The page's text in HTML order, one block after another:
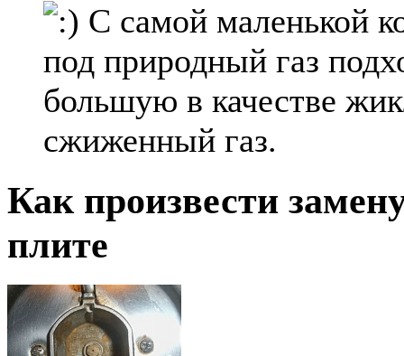
С самой маленькой
под природный газ
большую в качестве
сжиженный газ.
Как произвести
плите